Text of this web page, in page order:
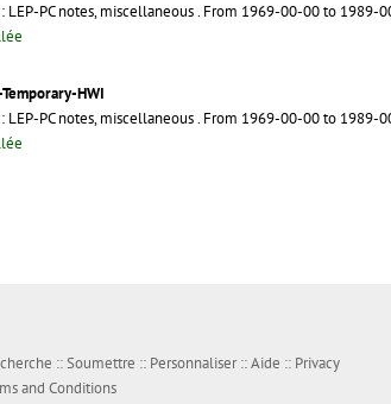
: LEP-PC notes, miscellaneous. From 1969-00-00 to 1989-
Temporary-HWI
: LEP-PC notes, miscellaneous. From 1969-00-00 to 1989-
::Soumettre :: Personnaliser::Aide :: Privacy
and Conditions